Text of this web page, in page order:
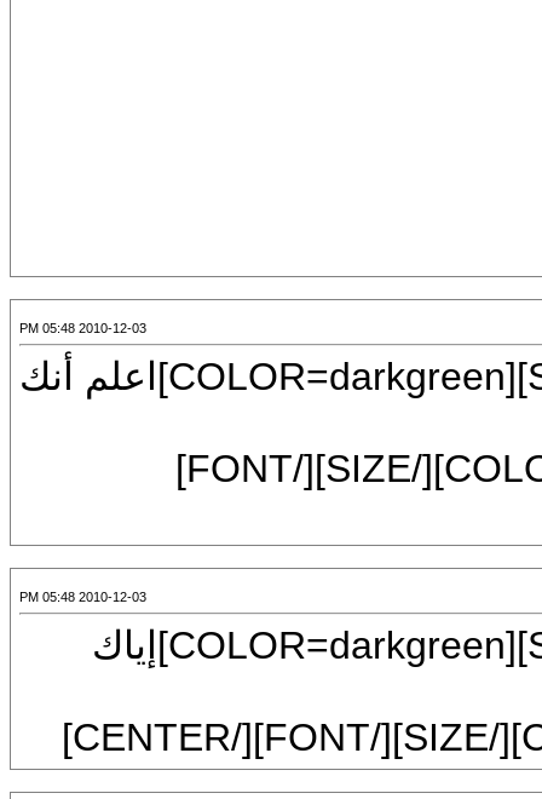
2010-12-03 05:48 PM
[CENTER][FONT=Mudir MT][SIZE=6][COLOR=darkgreen]اعلم أنك
فالله الله أن يؤتى الإسلام من قبلك [/COLOR][/SIZE][/FONT]
2010-12-03 05:48 PM
[CENTER][FONT=Mudir MT][SIZE=6][COLOR=darkgreen]إياك